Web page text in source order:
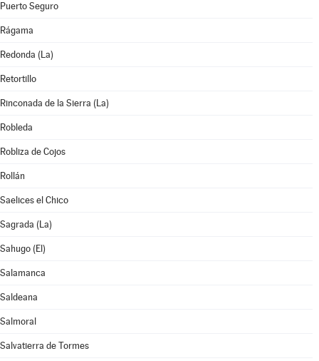
Puerto Seguro
Rágama
Redonda (La)
Retortillo
Rinconada de la Sierra (La)
Robleda
Robliza de Cojos
Rollán
Saelices el Chico
Sagrada (La)
Sahugo (El)
Salamanca
Saldeana
Salmoral
Salvatierra de Tormes